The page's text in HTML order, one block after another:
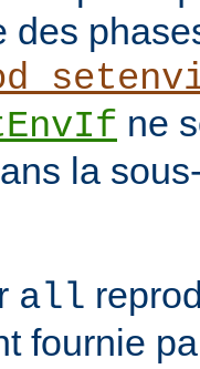
des
ne
la
all
fournie